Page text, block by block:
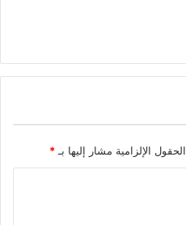
الحقول الإلزامية مشار إليها بـ*